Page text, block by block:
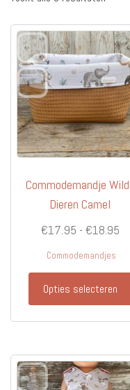
Commodemandje
Dieren Camel
€17.95 - €18.95
Commodemandjes
Opties selecteren